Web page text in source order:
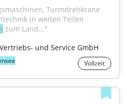
Turmdrehkrane
in weiten Teilen
zum Land..."
und Service GmbH
Vollzeit